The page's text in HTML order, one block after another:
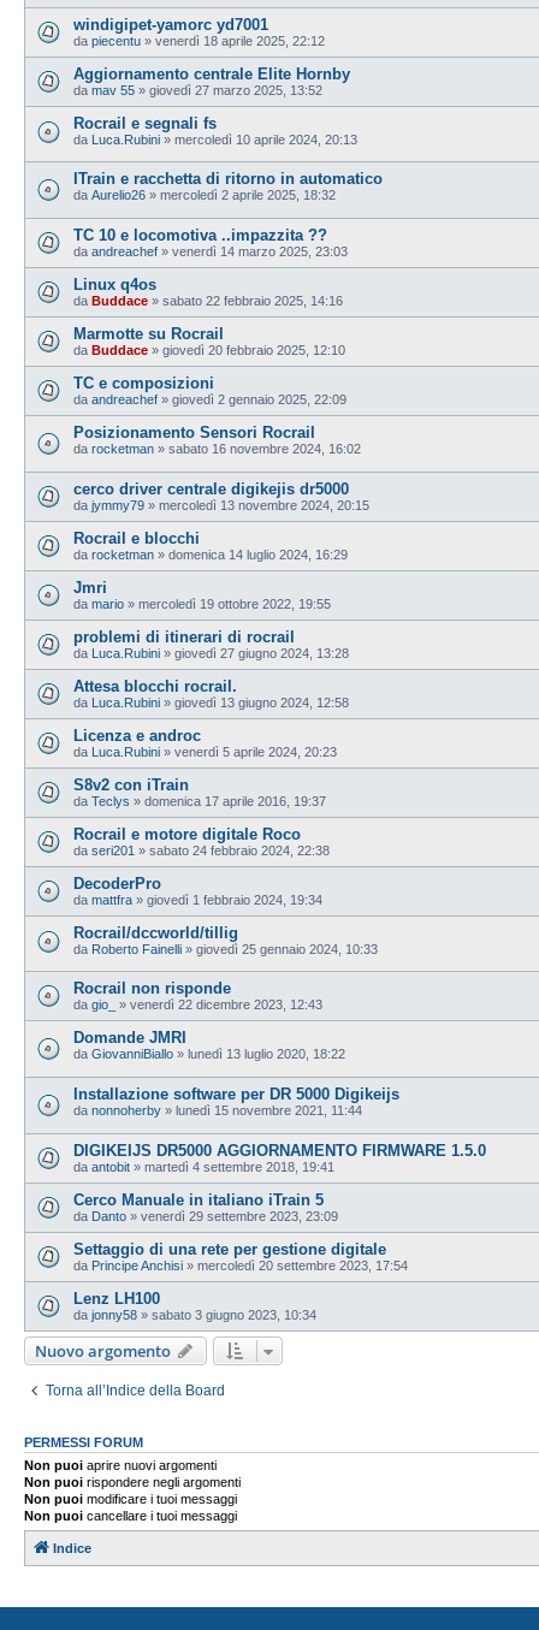
windigipet-yamorc yd7001
da piecentu » venerdì 18 aprile 2025, 22:12
Aggiornamento centrale Elite Hornby
da mav 55 » giovedì 27 marzo 2025, 13:52
Rocrail e segnali fs
da Luca.Rubini » mercoledì 10 aprile 2024, 20:13
ITrain e racchetta di ritorno in automatico
da Aurelio26 » mercoledì 2 aprile 2025, 18:32
TC 10 e locomotiva ..impazzita ??
da andreachef » venerdì 14 marzo 2025, 23:03
Linux q4os
da Buddace » sabato 22 febbraio 2025, 14:16
Marmotte su Rocrail
da Buddace » giovedì 20 febbraio 2025, 12:10
TC e composizioni
da andreachef » giovedì 2 gennaio 2025, 22:09
Posizionamento Sensori Rocrail
da rocketman » sabato 16 novembre 2024, 16:02
cerco driver centrale digikejis dr5000
da jymmy79 » mercoledì 13 novembre 2024, 20:15
Rocrail e blocchi
da rocketman » domenica 14 luglio 2024, 16:29
Jmri
da mario » mercoledì 19 ottobre 2022, 19:55
problemi di itinerari di rocrail
da Luca.Rubini » giovedì 27 giugno 2024, 13:28
Attesa blocchi rocrail.
da Luca.Rubini » giovedì 13 giugno 2024, 12:58
Licenza e androc
da Luca.Rubini » venerdì 5 aprile 2024, 20:23
S8v2 con iTrain
da Teclys » domenica 17 aprile 2016, 19:37
Rocrail e motore digitale Roco
da seri201 » sabato 24 febbraio 2024, 22:38
DecoderPro
da mattfra » giovedì 1 febbraio 2024, 19:34
Rocrail/dccworld/tillig
da Roberto Fainelli » giovedì 25 gennaio 2024, 10:33
Rocrail non risponde
da gio_ » venerdì 22 dicembre 2023, 12:43
Domande JMRI
da GiovanniBiallo » lunedì 13 luglio 2020, 18:22
Installazione software per DR 5000 Digikeijs
da nonnoherby » lunedì 15 novembre 2021, 11:44
DIGIKEIJS DR5000 AGGIORNAMENTO FIRMWARE 1.5.0
da antobit » martedì 4 settembre 2018, 19:41
Cerco Manuale in italiano iTrain 5
da Danto » venerdì 29 settembre 2023, 23:09
Settaggio di una rete per gestione digitale
da Principe Anchisi » mercoledì 20 settembre 2023, 17:54
Lenz LH100
da jonny58 » sabato 3 giugno 2023, 10:34
Nuovo argomento
Torna all’Indice della Board
PERMESSI FORUM
Non puoi aprire nuovi argomenti
Non puoi rispondere negli argomenti
Non puoi modificare i tuoi messaggi
Non puoi cancellare i tuoi messaggi
Indice